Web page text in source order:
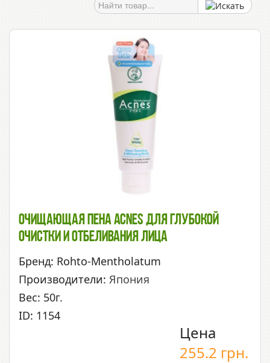
Очищающая Пена Acnes Для Глубокой
Очистки И Отбеливания Лица
Бренд: Rohto-Mentholatum
Производители: Япония
Вес: 50г.
ID: 1154
Цена
255.2 грн.